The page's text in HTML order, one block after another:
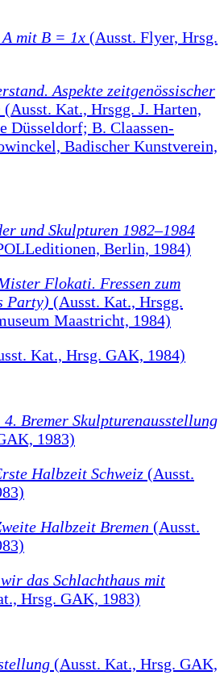
A mit B = 1x (Ausst. Flyer, Hrsg.
Aspekte zeitgenössischer
(Ausst. Kat., Hrsgg. J. Harten,
Düsseldorf; B. Claassen-
Badischer Kunstverein,
und Skulpturen 1982–1984
Berlin, 1984)
Flokati. Fressen zum
Party) (Ausst. Kat., Hrsgg.
Maastricht, 1984)
Kat., Hrsg. GAK, 1984)
Bremer Skulpturenausstellung
1983)
Halbzeit Schweiz (Ausst.
Halbzeit Bremen (Ausst.
das Schlachthaus mit
Hrsg. GAK, 1983)
(Ausst. Kat., Hrsg. GAK,